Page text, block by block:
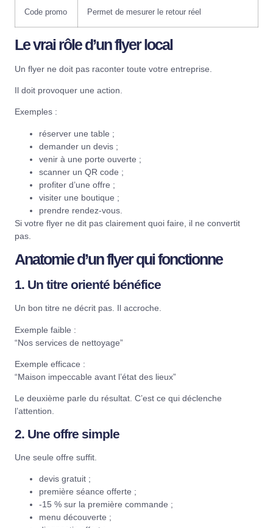
Code promo Permet de mesurer le retour réel
Le vrai rôle d’un flyer local
Un flyer ne doit pas raconter toute votre entreprise.
Il doit provoquer une action.
Exemples :
réserver une table ;
demander un devis ;
venir à une porte ouverte ;
scanner un QR code ;
profiter d’une offre ;
visiter une boutique ;
prendre rendez-vous.
Si votre flyer ne dit pas clairement quoi faire, il ne convertit
pas.
Anatomie d’un flyer qui fonctionne
1. Un titre orienté bénéfice
Un bon titre ne décrit pas. Il accroche.
Exemple faible :
“Nos services de nettoyage”
Exemple efficace :
“Maison impeccable avant l’état des lieux”
Le deuxième parle du résultat. C’est ce qui déclenche
l’attention.
2. Une offre simple
Une seule offre suffit.
devis gratuit ;
première séance offerte ;
-15 % sur la première commande ;
menu découverte ;